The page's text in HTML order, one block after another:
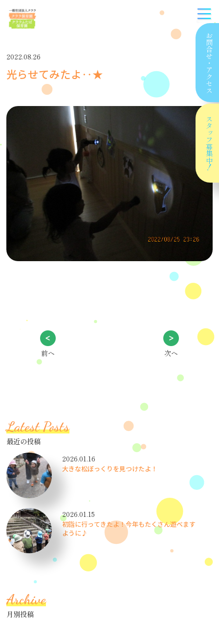
お問合せ
・
アクセス
スタッフ
募集中！
2022.08.26
光らせてみたよ‥★
前へ 次へ
Latest Posts
最近の投稿
2026.01.16
大きな松ぼっくりを見つけたよ！
2026.01.15
初詣に行ってきたよ！今年もたくさん遊べます
ように♪
Archive
月別投稿